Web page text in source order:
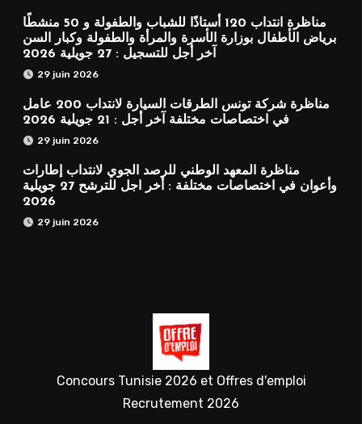
مناظرة انتداب 120 أستاذًا للشباب والطفولة و 50 منشطًا
برياض الأطفال بوزارة الأسرة والمرأة والطفولة وكبار السن
آخر أجل للتسجيل : 27 جويلية 2026
29 juin 2026
مناظرة شركة تونس الطرقات السيارة لانتداب 200 عامل
في اختصاصات مختلفة آخر أجل : 21 جويلية 2026
29 juin 2026
مناظرة المعهد الوطني للرصد الجوي لانتداب إطارات
وأعوان في اختصاصات مختلفة : أخر اجل للترشح 27 جويلية
2026
29 juin 2026
Concours Tunisie 2026 et Offres d'emploi
Recrutement 2026